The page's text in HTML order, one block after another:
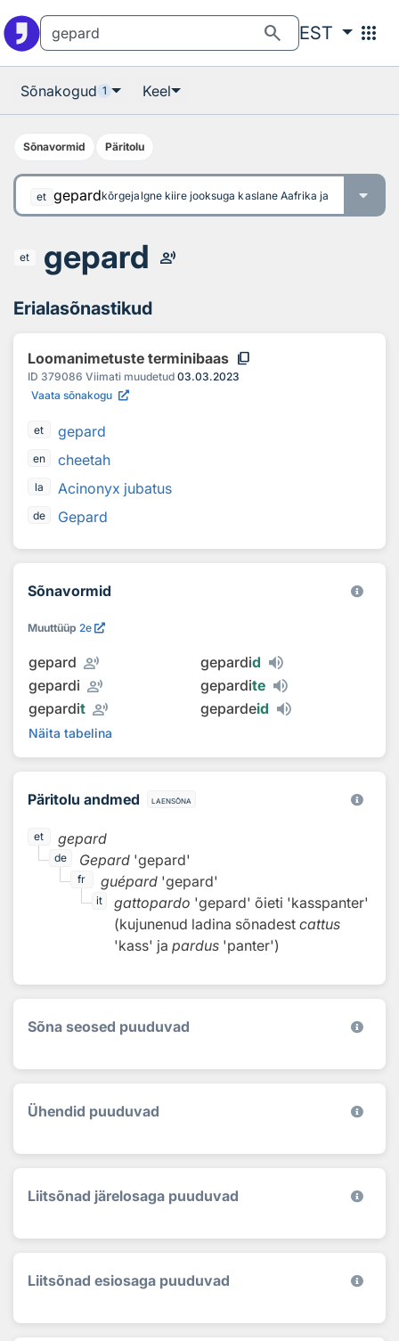
search EST apps
Sõnakogud 1 Keel
Sõnavormid Päritolu
et gepardkõrgejalgne kiire jooksuga kaslane Aafrika ja Aasia
et gepard record_voice_over
Erialasõnastikud
Loomanimetuste terminibaas content_copy
ID 379086 Viimati muudetud 03.03.2023
Vaata sõnakogu
et gepard
en cheetah
la Acinonyx jubatus
de Gepard
Sõnavormid
Muuttüüp 2e
gepard record_voice_over gepardid
gepardi record_voice_over gepardite
gepardit record_voice_over gepardeid
Näita tabelina
Päritolu andmed laensõna
et gepard
de Gepard 'gepard'
fr guépard 'gepard'
it gattopardo 'gepard' õieti 'kasspanter'
(kujunenud ladina sõnadestcattus
'kass' japardus 'panter')
Sõna seosed puuduvad
Ühendid puuduvad
Liitsõnad järelosaga puuduvad
Liitsõnad esiosaga puuduvad